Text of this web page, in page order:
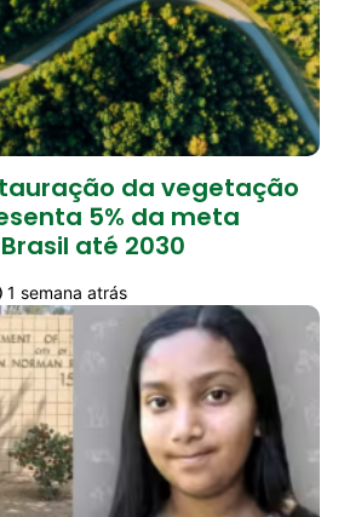
da vegetação
5% da meta
até 2030
1 semana atrás